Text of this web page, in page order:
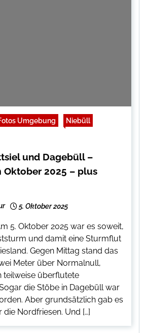
Umgebung Niebüll
und Dagebüll –
2025 – plus
5. Oktober 2025
5. Oktober 2025 war es soweit,
und damit eine Sturmflut
Gegen Mittag stand das
Meter über Normalnull,
teilweise überflutete
die Stöbe in Dagebüll war
Aber grundsätzlich gab es
die Nordfriesen. Und […]